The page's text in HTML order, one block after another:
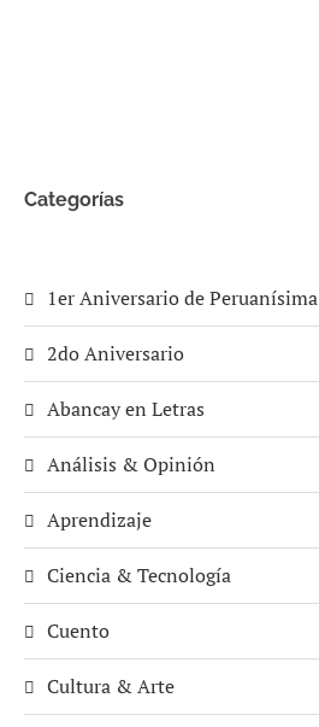
Categorías
1er Aniversario de Peruanísima
2do Aniversario
Abancay en Letras
Análisis & Opinión
Aprendizaje
Ciencia & Tecnología
Cuento
Cultura & Arte